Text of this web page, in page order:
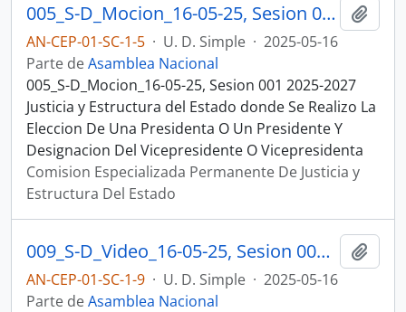
005_S-D_Mocion_16-05-25, Sesion 001 Justicia y Estructura del Estado
AN-CEP-01-SC-1-5 · U. D. Simple · 2025-05-16
Parte deAsamblea Nacional
005_S-D_Mocion_16-05-25, Sesion 001 2025-2027
Justicia y Estructura del Estado donde Se Realizo La
Eleccion De Una Presidenta O Un Presidente Y
Designacion Del Vicepresidente O Vicepresidenta
Comision Especializada Permanente De Justicia y
Estructura Del Estado
009_S-D_Video_16-05-25, Sesion 001 Justicia y Estructura del Estado
AN-CEP-01-SC-1-9 · U. D. Simple · 2025-05-16
Parte deAsamblea Nacional